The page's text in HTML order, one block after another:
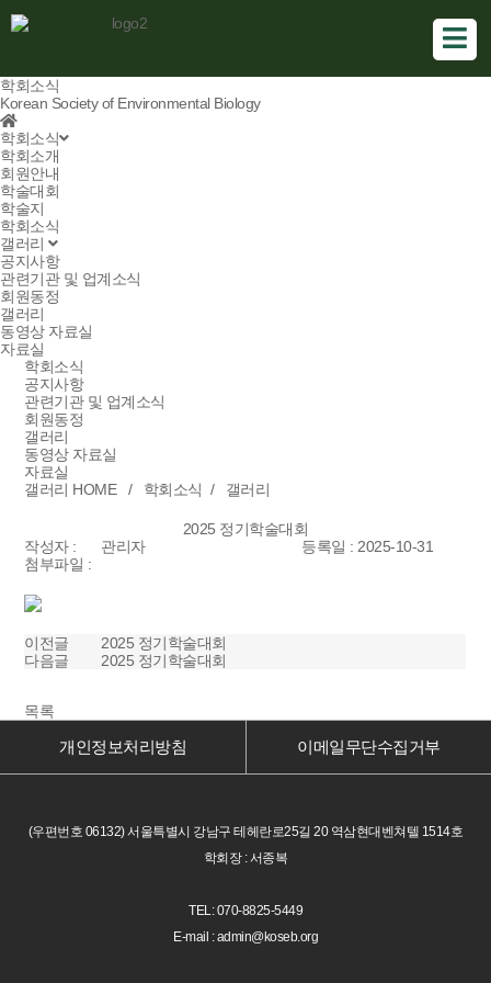
학회소식
Korean Society of Environmental Biology
학회소식
학회소개
회원안내
학술대회
학술지
학회소식
갤러리
공지사항
관련기관 및 업계소식
회원동정
갤러리
동영상 자료실
자료실
학회소식
공지사항
관련기관 및 업계소식
회원동정
갤러리
동영상 자료실
자료실
갤러리 HOME / 학회소식 / 갤러리
2025 정기학술대회
작성자 :
관리자
등록일 : 2025-10-31
첨부파일 :
이전글
2025 정기학술대회
다음글
2025 정기학술대회
목록
개인정보처리방침 이메일무단수집거부
(우편번호 06132) 서울특별시 강남구 테헤란로25길 20 역삼현대벤쳐텔 1514호
학회장 : 서종복
TEL: 070-8825-5449
E-mail : admin@koseb.org